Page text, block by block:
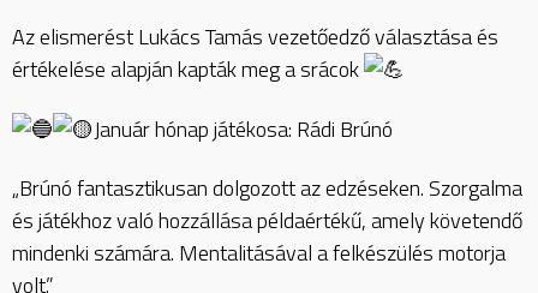
Az elismerést Lukács Tamás vezetőedző választása és
értékelése alapján kapták meg a srácok
Január hónap játékosa: Rádi Brúnó
„Brúnó fantasztikusan dolgozott az edzéseken. Szorgalma
és játékhoz való hozzállása példaértékű, amely követendő
mindenki számára. Mentalitásával a felkészülés motorja
volt.”